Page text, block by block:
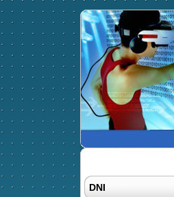
DNI